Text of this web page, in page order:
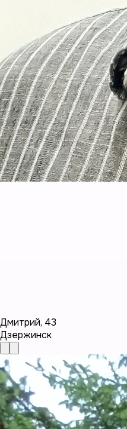
Дмитрий, 43
Дзержинск